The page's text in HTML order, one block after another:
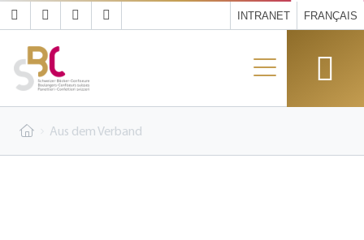
INTRANET FRANÇAIS
Aus dem Verband